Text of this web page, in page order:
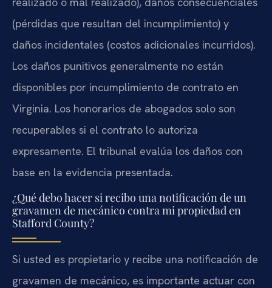
(pérdidas que resultan del incumplimiento) y
daños incidentales (costos adicionales incurridos).
Los daños punitivos generalmente no están
disponibles por incumplimiento de contrato en
Virginia. Los honorarios de abogados solo son
recuperables si el contrato lo autoriza
expresamente. El tribunal evalúa los daños con
base en la evidencia presentada.
¿Qué debo hacer si recibo una notificación de un
gravamen de mecánico contra mi propiedad en
Stafford County?
Si usted es propietario y recibe una notificación de
gravamen de mecánico, es importante actuar con